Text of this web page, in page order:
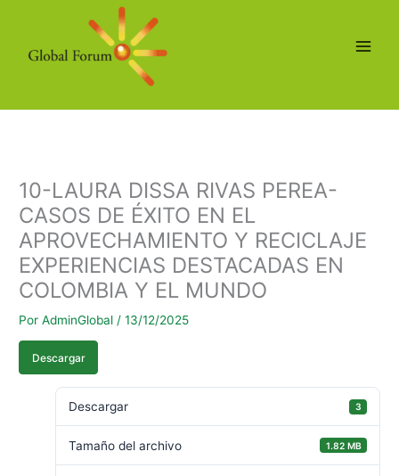
contenido
10-LAURA DISSA RIVAS PEREA-
CASOS DE ÉXITO EN EL
APROVECHAMIENTO Y RECICLAJE
EXPERIENCIAS DESTACADAS EN
COLOMBIA Y EL MUNDO
PorAdminGlobal /13/12/2025
Descargar
Descargar 3
Tamaño del archivo 1.82 MB